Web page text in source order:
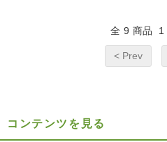
全 9 商品 1
< Prev
コンテンツを見る